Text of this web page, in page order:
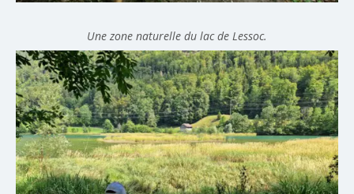
Une zone naturelle du lac de Lessoc.